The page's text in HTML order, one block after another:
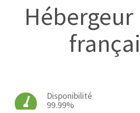
Hébergeur
Disponibilité
99.99%